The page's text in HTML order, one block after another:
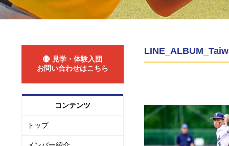
見学・体験入団
お問い合わせはこちら
コンテンツ
トップ